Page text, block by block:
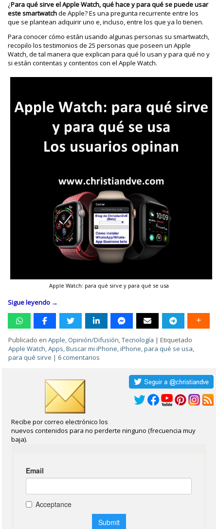
¿Para qué sirve el Apple Watch, qué hace y para qué se puede usar
estesmartwatchde Apple? Es una pregunta recurrente entre los
que se plantean adquirir uno e, incluso, entre los que ya lo tienen.
Para conocer cómo están usando algunas personas su smartwatch,
recopilo los testimonios de 25 personas que poseen un Apple
Watch, de tal manera que explican para qué lo usan y para qué no y
si están contentas y contentos con el Apple Watch.
Apple Watch: para qué sirve y para qué se usa
Sigue leyendo →
Publicado en Apple, Opinión/Difusión,Tecnología |Etiquetado
Apple Watch,Apps,Buscar mi iPhone,iPhone,para qué se usa,
para qué sirve | 6 comentarios
Recibe por correo electrónico los
nuevos contenidos para no perderte ninguno (frecuencia muy
baja).